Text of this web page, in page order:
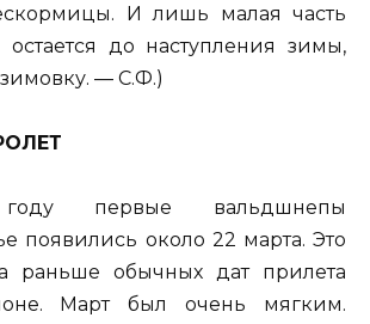
И лишь малая часть
до наступления зимы,
— С.Ф.)
первые вальдшнепы
появились около 22 марта. Это
раньше обычных дат прилета
Март был очень мягким.